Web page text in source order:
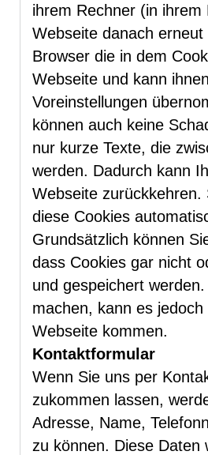
ihrem Rechner (in
Webseite danach
Browser die in dem
Webseite und kann
Voreinstellungen
können auch keine
nur kurze Texte, die
werden. Dadurch kann
Webseite
diese Cookies
Grundsätzlich können
dass Cookies gar nicht
und gespeichert
machen, kann es
Webseite kommen.
Kontaktformular
Wenn Sie uns per
zukommen lassen,
Adresse, Name,
zu können. Diese